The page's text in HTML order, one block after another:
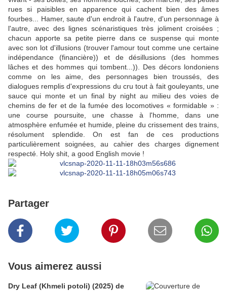
rues si paisibles en apparence qui cachent bien des âmes
fourbes... Hamer, saute d'un endroit à l'autre, d'un personnage à
l'autre, avec des lignes scénaristiques très joliment croisées ;
chacun apporte sa petite pierre dans ce suspense qui monte
avec son lot d'illusions (trouver l'amour tout comme une certaine
indépendance (financière)) et de désillusions (des hommes
lâches et des hommes qui tombent...)). Des décors londoniens
comme on les aime, des personnages bien troussés, des
dialogues remplis d'expressions du cru tout à fait gouleyants, une
sauce qui monte et un final by night au milieu des voies de
chemins de fer et de la fumée des locomotives « formidable » :
une course poursuite, une chasse à l'homme, dans une
atmosphère enfumée et humide, pleine du crissement des trains,
résolument splendide. On est fan de ces productions
particulièrement soignées, au cahier des charges dignement
respecté. Holy shit, a good English movie !
Partager
Vous aimerez aussi
Dry Leaf (Khmeli potoli) (2025) de